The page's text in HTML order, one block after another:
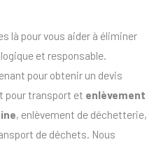
là pour vous aider à éliminer
et responsable.
pour obtenir un devis
pour transport et enlèvement
, enlèvement de déchetterie,
de déchets. Nous